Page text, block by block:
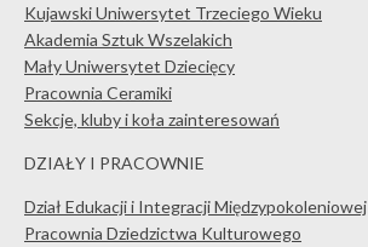
Kujawski Uniwersytet Trzeciego Wieku
Akademia Sztuk Wszelakich
Mały Uniwersytet Dziecięcy
Pracownia Ceramiki
Sekcje, kluby i koła zainteresowań
DZIAŁY I PRACOWNIE
Dział Edukacji i Integracji Międzypokoleniowej
Pracownia Dziedzictwa Kulturowego